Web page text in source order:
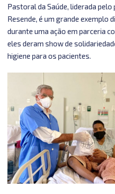
Pastoral da Saúde, liderada
Resende, é um grande exemplo
durante uma ação em parceria
eles deram show de
higiene para os pacientes.